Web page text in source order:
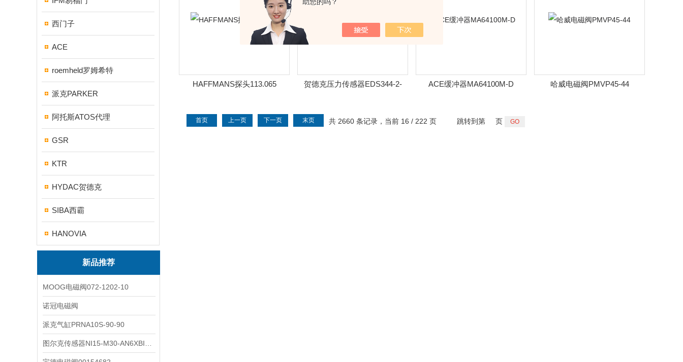
西门子
ACE
roemheld罗姆希特
派克PARKER
阿托斯ATOS代理
GSR
KTR
HYDAC贺德克
SIBA西霸
HANOVIA
新品推荐
MOOG电磁阀072-1202-10
诺冠电磁阀
派克气缸PRNA10S-90-90
HAFFMANS探头113.065
贺德克压力传感器EDS344-2-
ACE缓冲器MA64100M-D 哈威电磁阀PMVP45-44
共 2660 条记录，当前 16 / 222 页
首页 上一页 下一页 末页 跳转到第 页